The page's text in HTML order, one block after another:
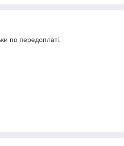
по передоплаті.